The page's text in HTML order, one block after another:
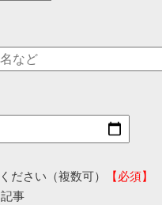
ださい（複数可）
【必須】
記事